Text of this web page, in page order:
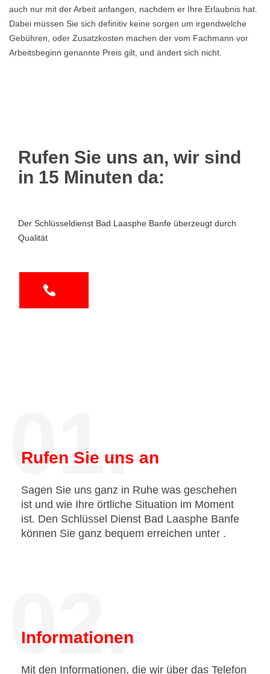
auch nur mit der Arbeit anfangen, nachdem er Ihre Erlaubnis hat.
Dabei müssen Sie sich definitiv keine sorgen um irgendwelche
Gebühren, oder Zusatzkosten machen der vom Fachmann vor
Arbeitsbeginn genannte Preis gilt, und ändert sich nicht.
Rufen Sie uns an, wir sind
in 15 Minuten da:
Der Schlüsseldienst Bad Laasphe Banfe überzeugt durch
Qualität
01.
Rufen Sie uns an
Sagen Sie uns ganz in Ruhe was geschehen
ist und wie Ihre örtliche Situation im Moment
ist. Den Schlüssel Dienst Bad Laasphe Banfe
können Sie ganz bequem erreichen unter .
02.
Informationen
Mit den Informationen, die wir über das Telefon